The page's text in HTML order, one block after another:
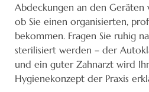
Abdeckungen an den
ob Sie einen organisierten,
bekommen. Fragen Sie ruhig
sterilisiert werden – der
und ein guter Zahnarzt wird
Hygienekonzept der Praxis